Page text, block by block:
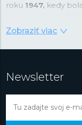
roku 1947, kedy
najprísnejšie kritériá
veľký dôraz na
V 70.
o dekádu neskôr
Značka sa v
podvedomia
Zobraziť viac
Newsletter